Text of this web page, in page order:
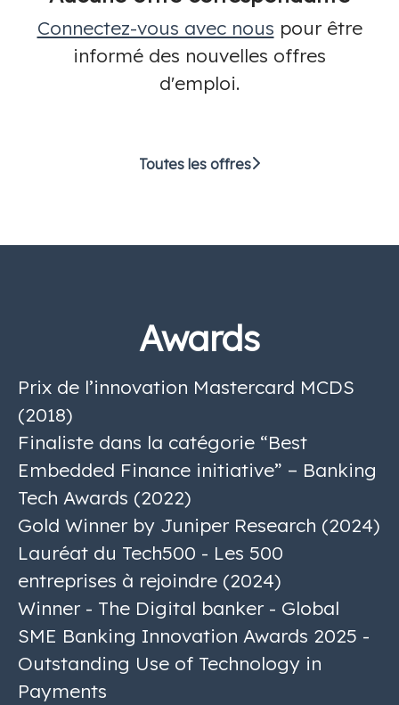
Connectez-vous avec nous pour être
informé des nouvelles offres
d'emploi.
Toutes les offres
Awards
Prix de l’innovation Mastercard MCDS
(2018)
Finaliste dans la catégorie “Best
Embedded Finance initiative” – Banking
Tech Awards (2022)
Gold Winner by Juniper Research (2024)
Lauréat du Tech500 - Les 500
entreprises à rejoindre (2024)
Winner - The Digital banker - Global
SME Banking Innovation Awards 2025 -
Outstanding Use of Technology in
Payments